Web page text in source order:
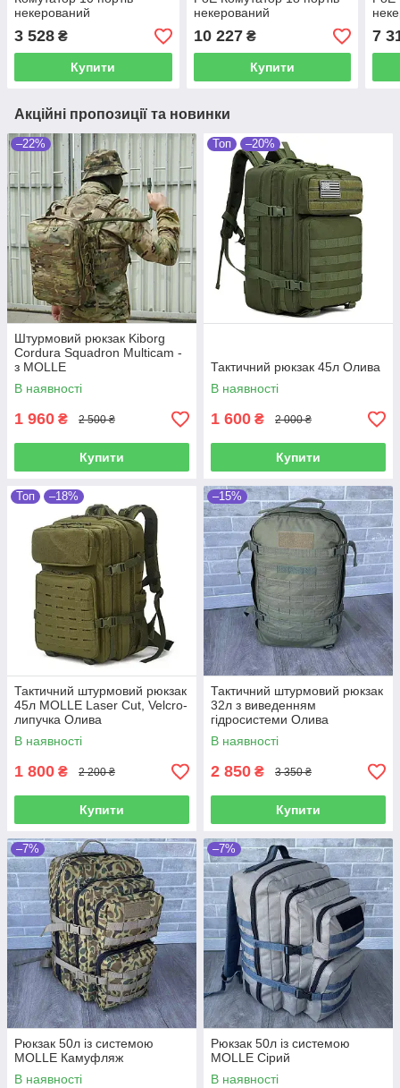
некерований
3 528 ₴
Купити
некерований
10 227₴
Купити
7
Акційні пропозиції та новинки
–22%
Штурмовий рюкзак Kiborg
Cordura Squadron Multicam -
з MOLLE
В наявності
1 960 ₴ 2 500 ₴
Купити
Топ –20%
Тактичний рюкзак 45л Олива
В наявності
1 600 ₴ 2 000 ₴
Купити
Топ –18%
Тактичний штурмовий рюкзак
45л MOLLE Laser Cut, Velcro-
липучка Олива
В наявності
1 800 ₴ 2 200 ₴
Купити
–15%
Тактичний штурмовий рюкзак
32л з виведенням
гідросистеми Олива
В наявності
2 850 ₴ 3 350 ₴
Купити
–7%
Рюкзак 50л із системою
MOLLE Камуфляж
В наявності
–7%
Рюкзак 50л із системою
MOLLE Сірий
В наявності